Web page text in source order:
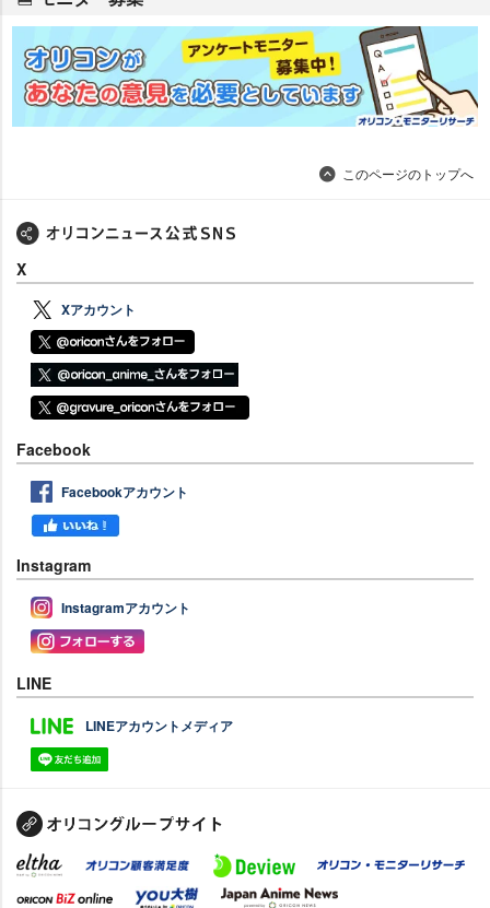
このページのトップへ
X
Xアカウント
Facebook
Facebookアカウント
Instagram
Instagramアカウント
LINE
LINEアカウントメディア